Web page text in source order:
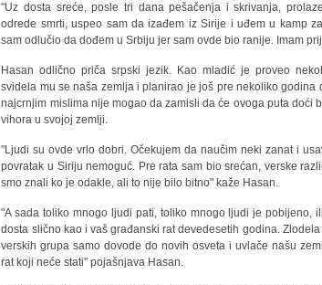
"Uz dosta sreće, posle tri dana pešačenja i skrivanja,
odrede smrti, uspeo sam da izađem iz Sirije i uđem u kamp
sam odlučio da dođem u Srbiju jer sam ovde bio ranije. Imam
Hasan odlično priča srpski jezik. Kao mladić je proveo
svidela mu se naša zemlja i planirao je još pre nekoliko godina
najcrnjim mislima nije mogao da zamisli da će ovoga puta doći
vihora u svojoj zemlji.
"Ljudi su ovde vrlo dobri. Očekujem da naučim neki zanat i
povratak u Siriju nemoguć. Pre rata sam bio srećan, verske
smo znali ko je odakle, ali to nije bilo bitno" kaže Hasan.
"A sada toliko mnogo ljudi pati, toliko mnogo ljudi je pobijeno,
dosta slično kao i vaš građanski rat devedesetih godina.
verskih grupa samo dovode do novih osveta i uvlače našu
rat koji neće stati" pojašnjava Hasan.